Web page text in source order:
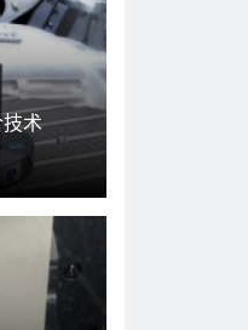
术